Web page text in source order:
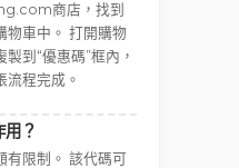
商店，找到
物車中。 打開購物
到“優惠碼”框內，
流程完成。
用？
有限制。 該代碼可